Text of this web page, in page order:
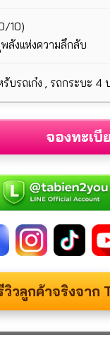
10)
ลังแห่งความลึกลับ
รับรถเก๋ง , รถกระบะ 4
จองทะเบี
วิวลูกค้าจริงจาก